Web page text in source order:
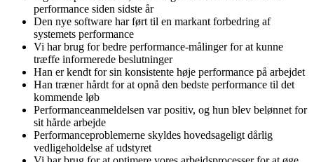
performance siden sidste år
Den nye software har ført til en markant forbedring af
systemets performance
Vi har brug for bedre performance-målinger for at kunne
træffe informerede beslutninger
Han er kendt for sin konsistente høje performance på arbejdet
Han træner hårdt for at opnå den bedste performance til det
kommende løb
Performanceanmeldelsen var positiv, og hun blev belønnet for
sit hårde arbejde
Performanceproblemerne skyldes hovedsageligt dårlig
vedligeholdelse af udstyret